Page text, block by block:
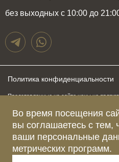
Во время посещения
вы соглашаетесь с
ваши персональные
метрических программ.
без выходных с 10:00 до
Политика конфиденциальности
Представленные на сайте цены не
быть изменены в любое время без
подробной информации о стоимости,
обращаться к менеджерам по
Зарегистрированное название компании